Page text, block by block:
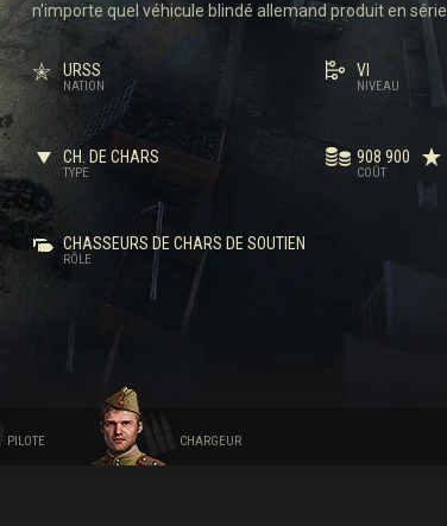
n'importe quel véhicule blindé allemand produit en série.
NATION
URSS
NIVEAU
VI
TYPE
CH. DE CHARS
COÛT
908 900
RÔLE
CHASSEURS DE CHARS DE SOUTIEN
PILOTE CHARGEUR